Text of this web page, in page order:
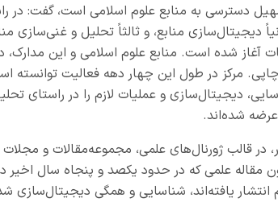
دسترسی به منابع علوم اسلامی است، گفت: در
دیجیتال‌سازی منابع، و ثالثاً تحلیل و غنی‌سازی
آغاز شده است. منابع علوم اسلامی و این مدارک،
مرکز در طول این چهار دهه فعالیت توانسته
دیجیتال‌سازی و عملیات لازم را در راستای
عرضه شده‌اند.
در قالب ژورنال‌های علمی، مجموعه‌مقالات و
مقاله علمی که در حدود یکصد و پنجاه سال اخیر
یافته‌اند، شناسایی و همگی دیجیتال‌سازی